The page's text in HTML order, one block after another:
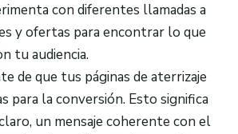
con diferentes llamadas a
y ofertas para encontrar lo que
tu audiencia.
de que tus páginas de aterrizaje
para la conversión. Esto significa
un mensaje coherente con el